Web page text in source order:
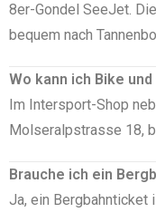
8er-Gondel SeeJet.
bequem nach
Wo kann ich Bike
Im Intersport-Shop
Molseralpstrasse 18,
Brauche ich ein
Ja, ein Bergbahnticket